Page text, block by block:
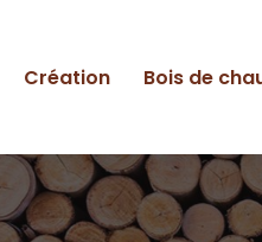
Création Bois de